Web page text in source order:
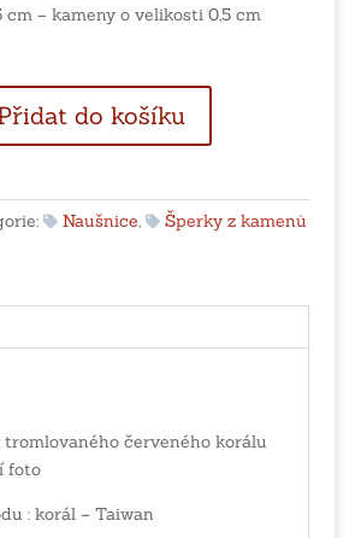
cm – kameny o velikosti 0,5 cm
do košíku
Naušnice, Šperky z kamenů
tromlovaného červeného korálu
foto
: korál – Taiwan